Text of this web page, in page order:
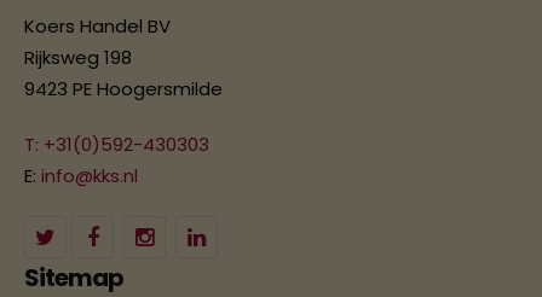
Koers Handel BV
Rijksweg 198
9423 PE Hoogersmilde
T: +31(0)592-430303
E: info@kks.nl
Sitemap